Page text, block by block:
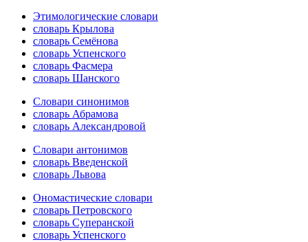
Этимологические словари
словарь Крылова
словарь Семёнова
словарь Успенского
словарь Фасмера
словарь Шанского
Словари синонимов
словарь Абрамова
словарь Александровой
Словари антонимов
словарь Введенской
словарь Львова
Ономастические словари
словарь Петровского
словарь Суперанской
словарь Успенского